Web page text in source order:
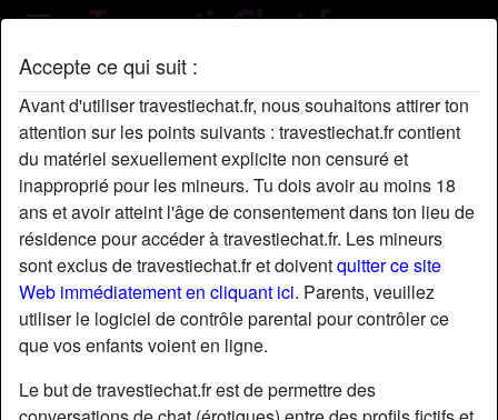
Accepte ce qui suit :
Avant d'utiliser travestiechat.fr, nous souhaitons attirer ton
attention sur les points suivants : travestiechat.fr contient
du matériel sexuellement explicite non censuré et
inapproprié pour les mineurs. Tu dois avoir au moins 18
ans et avoir atteint l'âge de consentement dans ton lieu de
résidence pour accéder à travestiechat.fr. Les mineurs
sont exclus de travestiechat.fr et doiventquitter ce site
Web immédiatement en cliquant ici. Parents, veuillez
utiliser le logiciel de contrôle parental pour contrôler ce
que vos enfants voient en ligne.
Le but de travestiechat.fr est de permettre des
Profil de Blacked21